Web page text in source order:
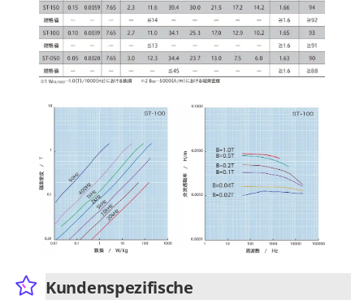
Kundenspezifische